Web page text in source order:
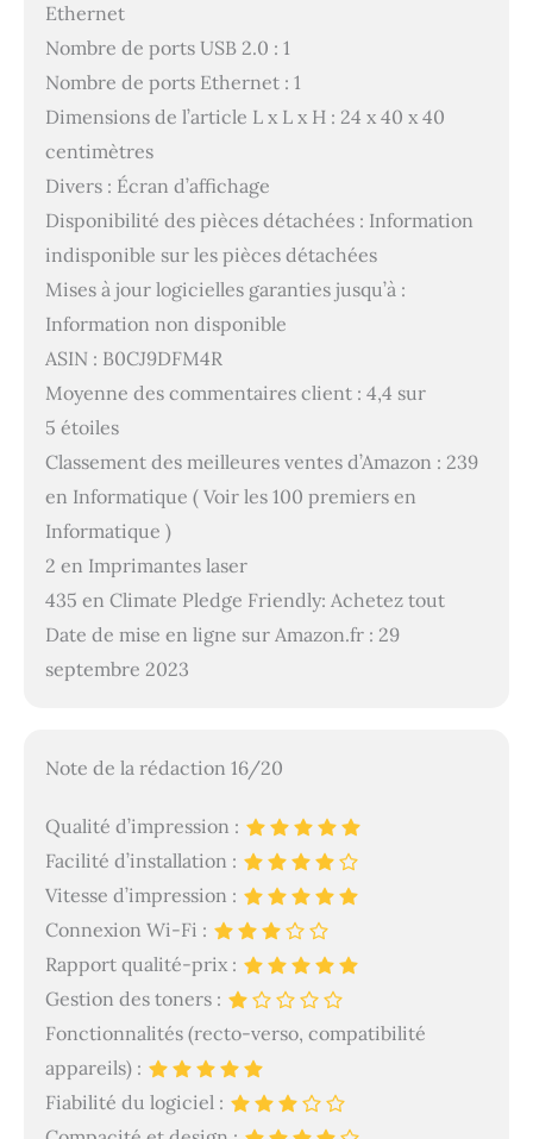
Ethernet
Nombre de ports USB 2.0 : 1
Nombre de ports Ethernet : 1
Dimensions de l’article L x L x H : 24 x 40 x 40
centimètres
Divers : Écran d’affichage
Disponibilité des pièces détachées : Information
indisponible sur les pièces détachées
Mises à jour logicielles garanties jusqu’à :
Information non disponible
ASIN : B0CJ9DFM4R
Moyenne des commentaires client : 4,4 sur
5 étoiles
Classement des meilleures ventes d’Amazon : 239
en Informatique ( Voir les 100 premiers en
Informatique )
2 en Imprimantes laser
435 en Climate Pledge Friendly: Achetez tout
Date de mise en ligne sur Amazon.fr : 29
septembre 2023
Note de la rédaction 16/20
Qualité d’impression :
Facilité d’installation :
Vitesse d’impression :
Connexion Wi-Fi :
Rapport qualité-prix :
Gestion des toners :
Fonctionnalités (recto-verso, compatibilité
appareils) :
Fiabilité du logiciel :